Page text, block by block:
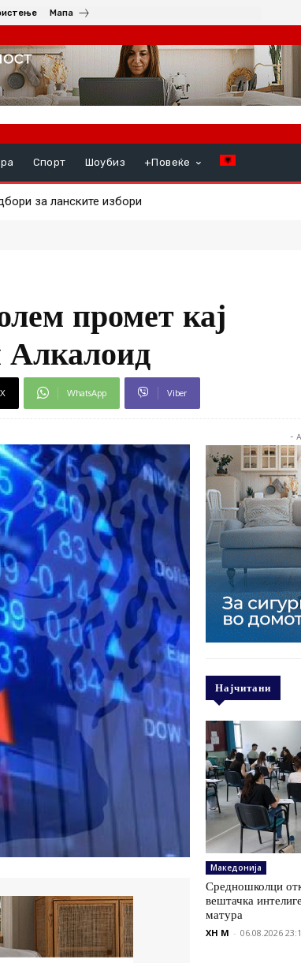
Мапа
Спорт Шоубиз +Повеќе
за ланските избори
промет кај
Алкалоид
X WhatsApp Viber
-
Најчитани
Македонија
Средношколци
вештачка
матура
XH M - 06.08.2026